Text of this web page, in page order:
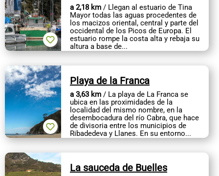
a 2,18 km / Llegan al estuario de Tina
Mayor todas las aguas procedentes de
los macizos oriental, central y parte del
occidental de los Picos de Europa. El
estuario rompe la costa alta y rebaja su
altura a base de...
Playa de la Franca
a 3,63 km / La playa de La Franca se
ubica en las proximidades de la
localidad del mismo nombre, en la
desembocadura del río Cabra, que hace
de divisoria entre los municipios de
Ribadedeva y Llanes. En su entorno...
La sauceda de Buelles